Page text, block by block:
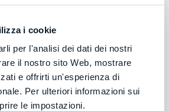
i cookie
per l'analisi dei dati dei nostri
il nostro sito Web, mostrare
e offrirti un'esperienza di
Per ulteriori informazioni sui
le impostazioni.
a MCM comeunico
flessibili di produzione
arrivando ad integrare
complementari di terzi.
vera e propriapartnership
che trova una soluzione